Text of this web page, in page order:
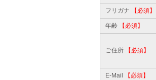
フリガナ 【必須】
年齢 【必須】
ご住所 【必須】
E-Mail 【必須】